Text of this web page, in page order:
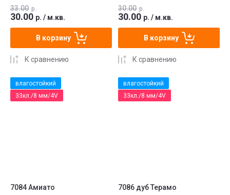
33.00 р.
30.00 р. / м.кв.
В корзину
К сравнению
30.00 р.
30.00 р. / м.кв.
В корзину
К сравнению
влагостойкий
33кл./8 мм/4V
7084 Амиато
влагостойкий
33кл./8 мм/4V
7086 дуб Терамо